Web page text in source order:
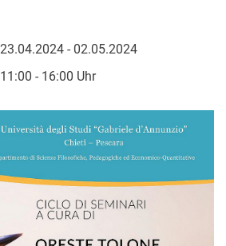
23.04.2024 - 02.05.2024
11:00 - 16:00 Uhr